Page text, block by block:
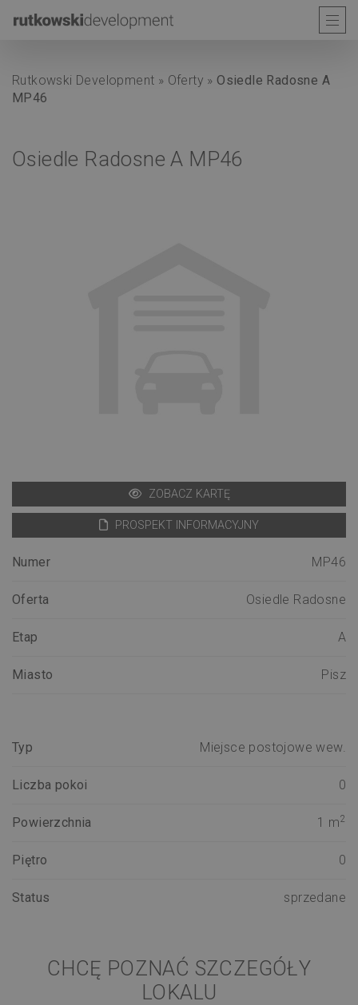
Rutkowski Development » Oferty »Osiedle Radosne A
MP46
Osiedle Radosne A MP46
ZOBACZ KARTĘ
PROSPEKT INFORMACYJNY
Numer MP46
Oferta Osiedle Radosne
Etap A
Miasto Pisz
Typ Miejsce postojowe wew.
Liczba pokoi 0
Powierzchnia 1 m2
Piętro 0
Status sprzedane
CHCĘ POZNAĆ SZCZEGÓŁY
LOKALU